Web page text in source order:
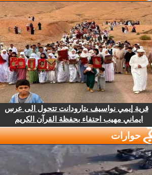
قرية إيمي نواسيف بتارودانت تتحول الى عرس
ايماني مهيب احتفاء بحفظة القرآن الكريم
حوارات